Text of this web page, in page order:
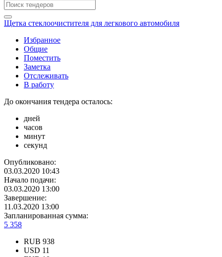
Щетка стеклоочистителя для легкового автомобиля
Избранное
Общие
Поместить
Заметка
Отслеживать
В работу
До окончания тендера осталось:
дней
часов
минут
секунд
Опубликовано:
03.03.2020 10:43
Начало подачи:
03.03.2020 13:00
Завершение:
11.03.2020 13:00
Запланированная сумма:
5 358
RUB 938
USD 11